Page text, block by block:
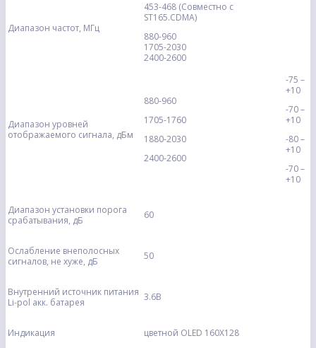
Диапазон частот, МГц
453-468 (Совместно с
ST165.CDMA)
880-960
1705-2030
2400-2600
Диапазон уровней
отображаемого сигнала, дБм
880-960
1705-1760
1880-2030
2400-2600
-75 –
+10
-70 –
+10
-80 –
+10
-70 –
+10
Диапазон установки порога
срабатывания, дБ
60
Ослабление внеполосных
сигналов, не хуже, дБ
50
Внутренний источник питания
Li-pol акк. батарея
3.6В
Индикация цветной OLED 160X128